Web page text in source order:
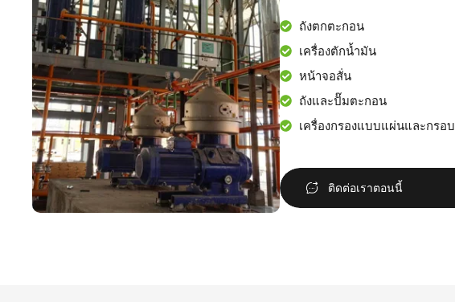
ถังตกตะกอน
เครื่องตักน้ำมัน
หน้าจอสั่น
ถังและปั๊มตะกอน
เครื่องกรองแบบแผ่นและกรอบ
ติดต่อเราตอนนี้